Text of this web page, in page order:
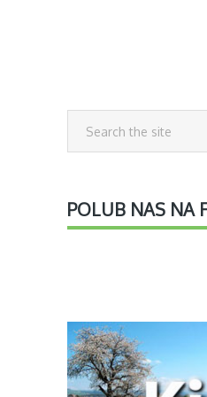
POLUB NAS NA